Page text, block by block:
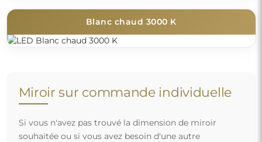
Blanc chaud 3000 K
Miroir sur commande individuelle
Si vous n'avez pas trouvé la dimension de miroir
souhaitée ou si vous avez besoin d'une autre